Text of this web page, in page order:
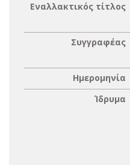
Εναλλακτικός τίτλος
Συγγραφέας
Ημερομηνία
Ίδρυμα